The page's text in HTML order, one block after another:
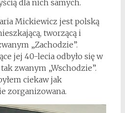
dla nich samych.
Mickiewicz jest polską
tworzącą i
„Zachodzie”.
jej 40-lecia odbyło się w
zwanym „Wschodzie”.
ciekaw jak
zorganizowana.